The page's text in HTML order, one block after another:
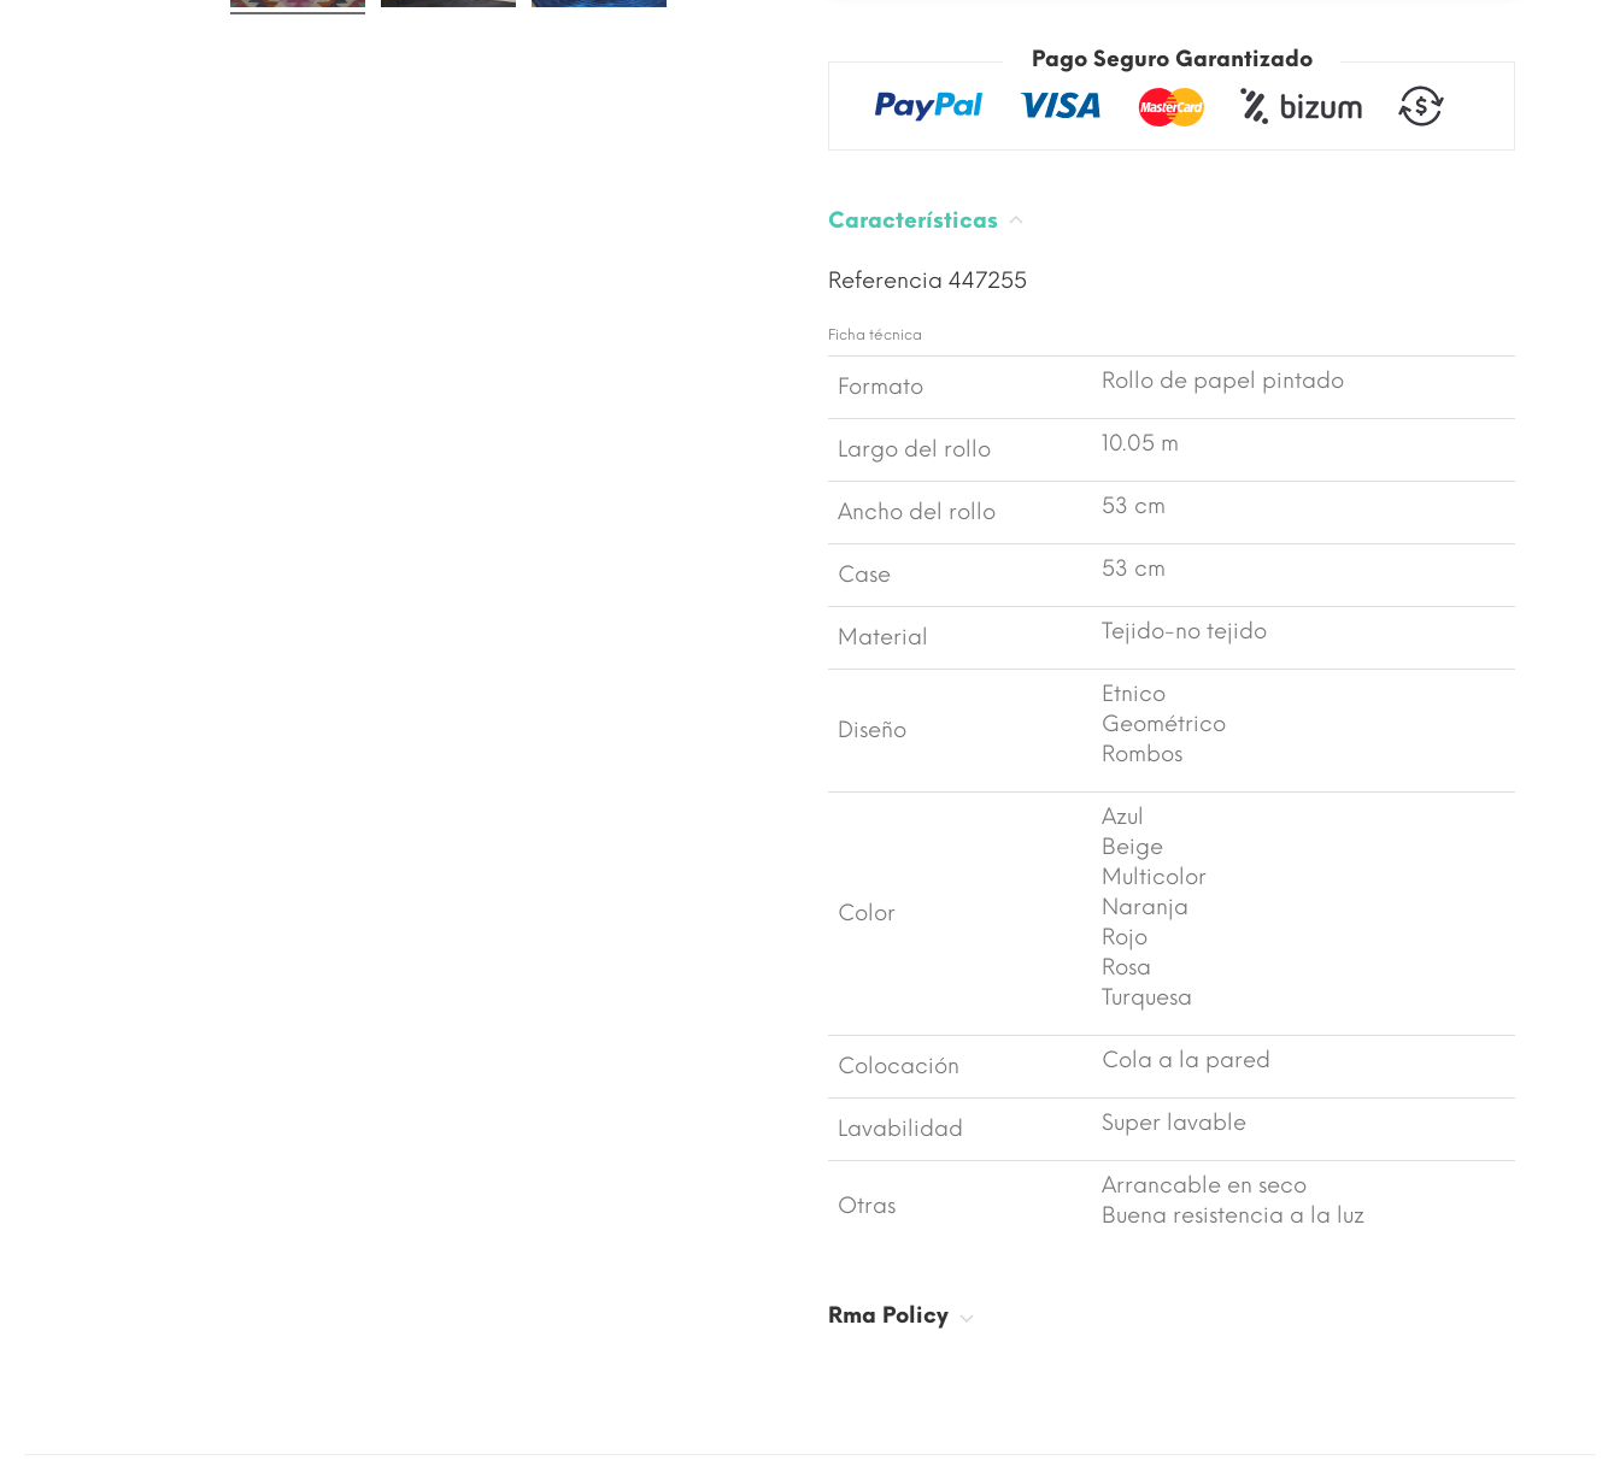
Pago Seguro Garantizado
Características
Referencia 447255
Ficha técnica
Formato Rollo de papel pintado
Largo del rollo 10.05 m
Ancho del rollo 53 cm
Case 53 cm
Material Tejido-no tejido
Diseño
Etnico
Geométrico
Rombos
Color
Azul
Beige
Multicolor
Naranja
Rojo
Rosa
Turquesa
Colocación Cola a la pared
Lavabilidad Super lavable
Otras
Arrancable en seco
Buena resistencia a la luz
Rma Policy